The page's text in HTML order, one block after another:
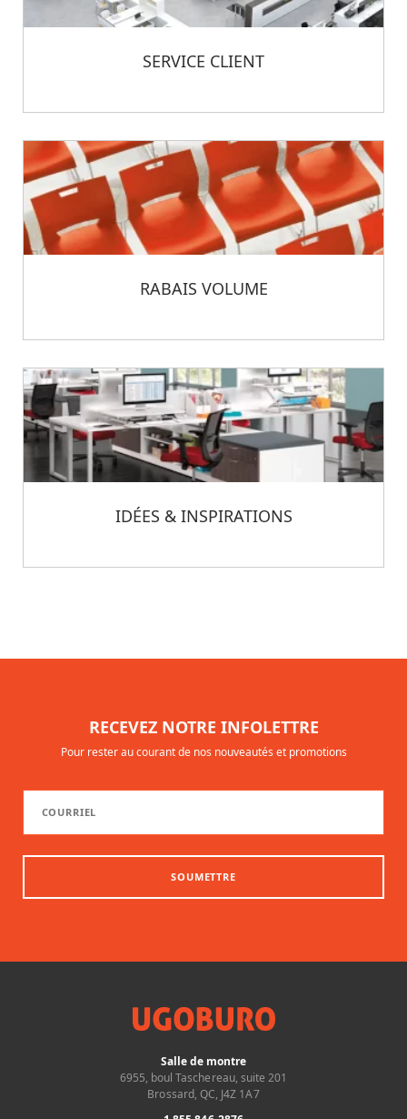
SERVICE CLIENT
RABAIS VOLUME
IDÉES & INSPIRATIONS
RECEVEZ NOTRE INFOLETTRE
Pour rester au courant de nos nouveautés et promotions
SOUMETTRE
Salle de montre
6955, boul Taschereau, suite 201
Brossard, QC, J4Z 1A7